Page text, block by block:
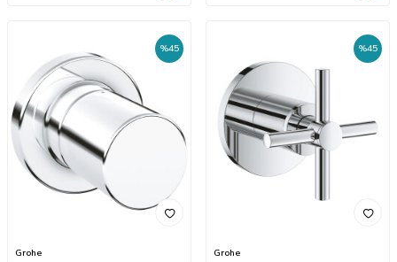
%45
Grohe
%45
Grohe